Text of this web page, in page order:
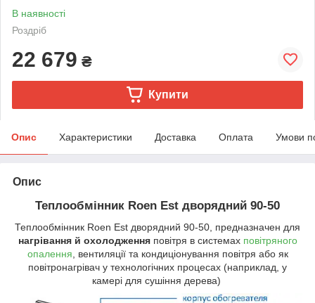
В наявності
Роздріб
22 679 ₴
Купити
Опис Характеристики Доставка Оплата Умови
Опис
Теплообмінник Roen Est дворядний 90-50
Теплообмінник Roen Est дворядний 90-50, предназначен для
нагрівання й охолодженняповітря в системах повітряного
опалення , вентиляції та кондиціонування повітря або як
повітронагрівач у технологічних процесах (наприклад, у
камері для сушіння дерева)